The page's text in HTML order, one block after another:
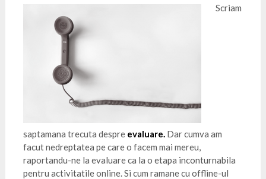
Scriam
saptamana trecuta despre evaluare.Dar cumva am
facut nedreptatea pe care o facem mai mereu,
raportandu-ne la evaluare ca la o etapa inconturnabila
pentru activitatile online. Si cum ramane cu offline-ul